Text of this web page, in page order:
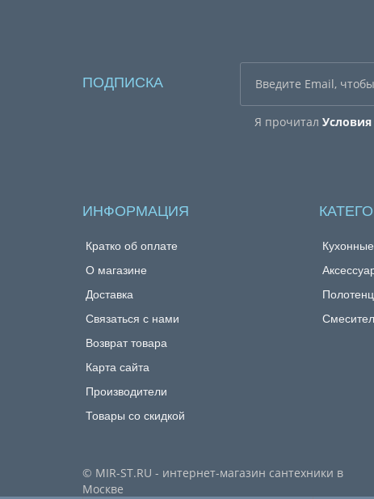
ПОДПИСКА
Я прочитал
ИНФОРМАЦИЯ
Кратко об оплате
О магазине
Доставка
Связаться с нами
Возврат товара
Карта сайта
Производители
Товары со скидкой
© MIR-ST.RU - интернет-магазин сантехники в
Москве